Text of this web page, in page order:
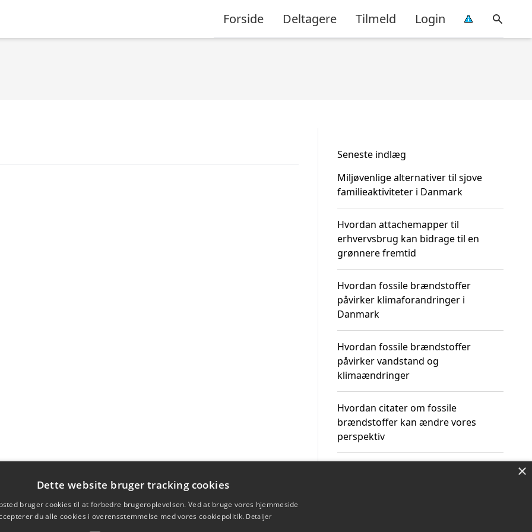
Forside Deltagere Tilmeld Login
Seneste indlæg
Miljøvenlige alternativer til sjove
familieaktiviteter i Danmark
Hvordan attachemapper til
erhvervsbrug kan bidrage til en
grønnere fremtid
Hvordan fossile brændstoffer
påvirker klimaforandringer i
Danmark
Hvordan fossile brændstoffer
påvirker vandstand og
klimaændringer
Hvordan citater om fossile
brændstoffer kan ændre vores
perspektiv
×
Dette website bruger tracking cookies
bruger cookies til at forbedre brugeroplevelsen. Ved at bruge vores hjemmeside
du alle cookies i overensstemmelse med vores cookiepolitik. Detaljer